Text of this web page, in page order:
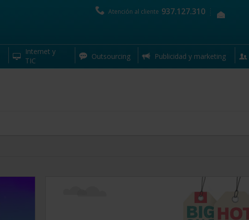
Atención al cliente 937.127.310
Internet y
TIC
Outsourcing Publicidad y marketing